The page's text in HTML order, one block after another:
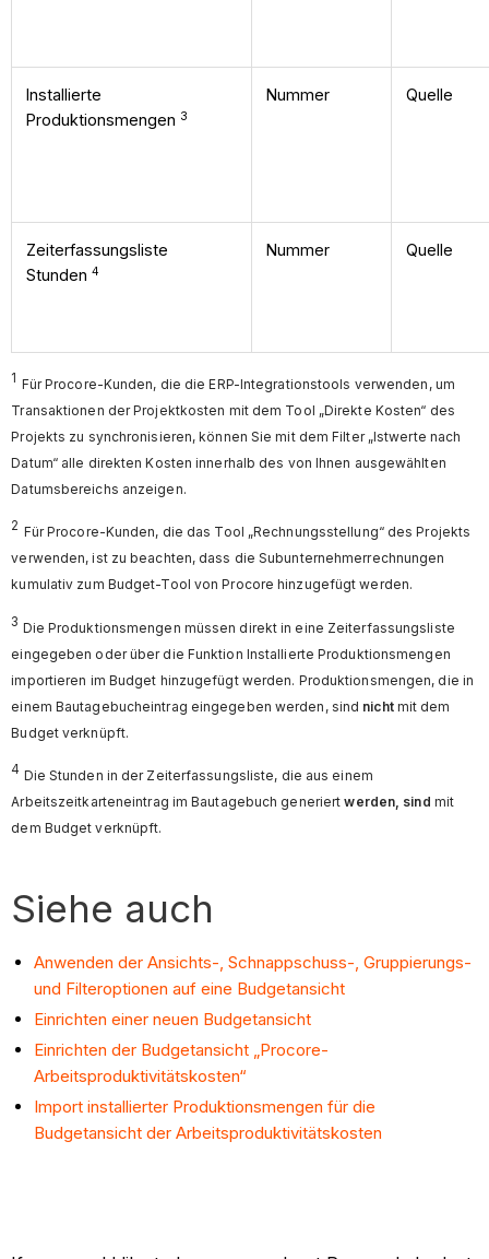
Installierte
Produktionsmengen 3
Nummer Quelle
Zeiterfassungsliste
Stunden4
Nummer Quelle
1 Für Procore-Kunden, die die ERP-Integrationstools verwenden, um
Transaktionen der Projektkosten mit dem Tool „Direkte Kosten“ des
Projekts zu synchronisieren, können Sie mit dem Filter „Istwerte nach
Datum“ alle direkten Kosten innerhalb des von Ihnen ausgewählten
Datumsbereichs anzeigen.
2 Für Procore-Kunden, die das Tool „Rechnungsstellung“ des Projekts
verwenden, ist zu beachten, dass die Subunternehmerrechnungen
kumulativ zum Budget-Tool von Procore hinzugefügt werden.
3 Die Produktionsmengen müssen direkt in eine Zeiterfassungsliste
eingegeben oder über die Funktion Installierte Produktionsmengen
importieren im Budget hinzugefügt werden. Produktionsmengen, die in
einem Bautagebucheintrag eingegeben werden, sind nichtmit dem
Budget verknüpft.
4 Die Stunden in der Zeiterfassungsliste, die aus einem
Arbeitszeitkarteneintrag im Bautagebuch generiertwerden, sind mit
dem Budget verknüpft.
Siehe auch
Anwenden der Ansichts-, Schnappschuss-, Gruppierungs-
und Filteroptionen auf eine Budgetansicht
Einrichten einer neuen Budgetansicht
Einrichten der Budgetansicht „Procore-
Arbeitsproduktivitätskosten“
Import installierter Produktionsmengen für die
Budgetansicht der Arbeitsproduktivitätskosten